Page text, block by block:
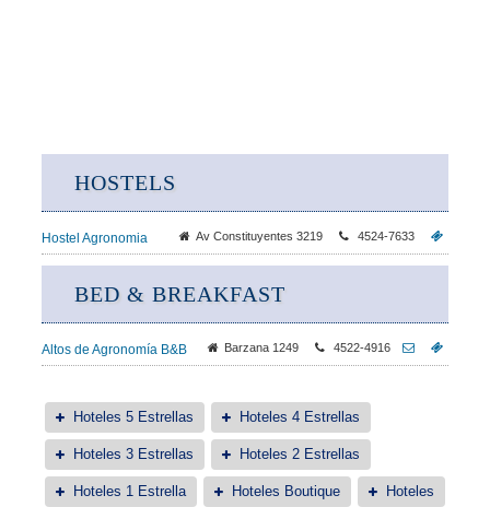
HOSTELS
Hostel Agronomia Av Constituyentes 3219 4524-7633
BED & BREAKFAST
Altos de Agronomía B&B Barzana 1249 4522-4916
Hoteles 5 Estrellas Hoteles 4 Estrellas
Hoteles 3 Estrellas Hoteles 2 Estrellas
Hoteles 1 Estrella Hoteles Boutique Hoteles